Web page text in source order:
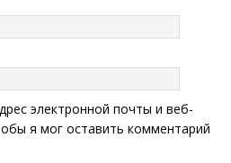
электронной почты и веб-
я мог оставить комментарий